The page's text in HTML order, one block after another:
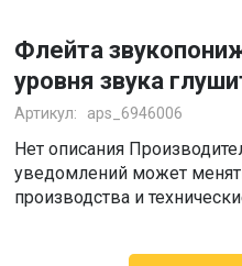
Флейта
уровня звука
Артикул: aps_6946006
Нет описания
уведомлений может
производства и